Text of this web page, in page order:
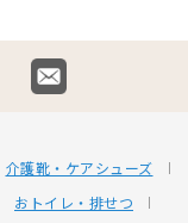
介護靴・ケアシューズ
おトイレ・排せつ